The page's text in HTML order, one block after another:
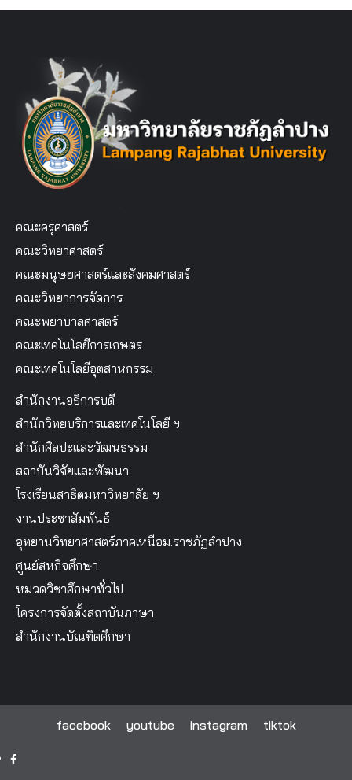
คณะครุศาสตร์
คณะวิทยาศาสตร์
คณะมนุษยศาสตร์และสังคมศาสตร์
คณะวิทยาการจัดการ
คณะพยาบาลศาสตร์
คณะเทคโนโลยีการเกษตร
คณะเทคโนโลยีอุตสาหกรรม
สำนักงานอธิการบดี
สำนักวิทยบริการและเทคโนโลยี ฯ
สำนักศิลปะและวัฒนธรรม
สถาบันวิจัยและพัฒนา
โรงเรียนสาธิตมหาวิทยาลัย ฯ
งานประชาสัมพันธ์
อุทยานวิทยาศาสตร์ภาคเหนือม.ราชภัฏลำปาง
ศูนย์สหกิจศึกษา
หมวดวิชาศึกษาทั่วไป
โครงการจัดตั้งสถาบันภาษา
สำนักงานบัณฑิตศึกษา
facebook youtube instagram tiktok
facebook